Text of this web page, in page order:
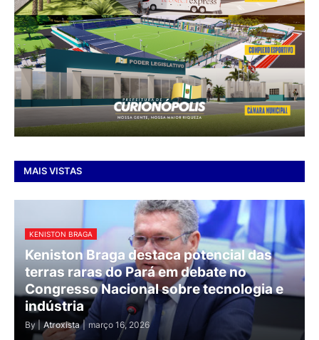
MAIS VISTAS
KENISTON BRAGA
Keniston Braga destaca potencial das
terras raras do Pará em debate no
Congresso Nacional sobre tecnologia e
indústria
By | Atroxista | março 16, 2026